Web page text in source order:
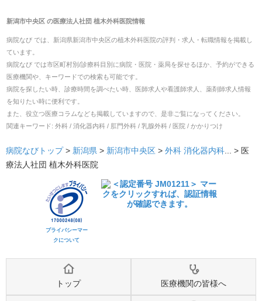
新潟市中央区の医療法人社団 植木外科医院情報
病院なび では、 新潟県新潟市中央区の植木外科医院の評判・求人・転職情報を掲載し
ています。
病院なび では市区町村別/診療科目別に病院・医院・薬局を探せるほか、予約ができる
医療機関や、キーワードでの検索も可能です。
病院を探したい時、診療時間を調べたい時、医師求人や看護師求人、薬剤師求人情報
を知りたい時に便利です。
また、役立つ医療コラムなども掲載していますので、是非ご覧になってください。
関連キーワード: 外科 / 消化器内科 / 肛門外科 / 乳腺外科 / 医院 / かかりつけ
病院なびトップ > 新潟県 > 新潟市中央区 > 外科 消化器内科... > 医
療法人社団 植木外科医院
プライバシーマー
クについて
トップ 医療機関の皆様へ